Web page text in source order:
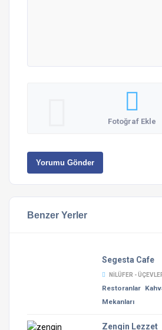
Fotoğraf Ekle
Yorumu Gönder
Benzer Yerler
Segesta Cafe
NILÜFER -
Restoranlar
Mekanları
Zengin Lezzet